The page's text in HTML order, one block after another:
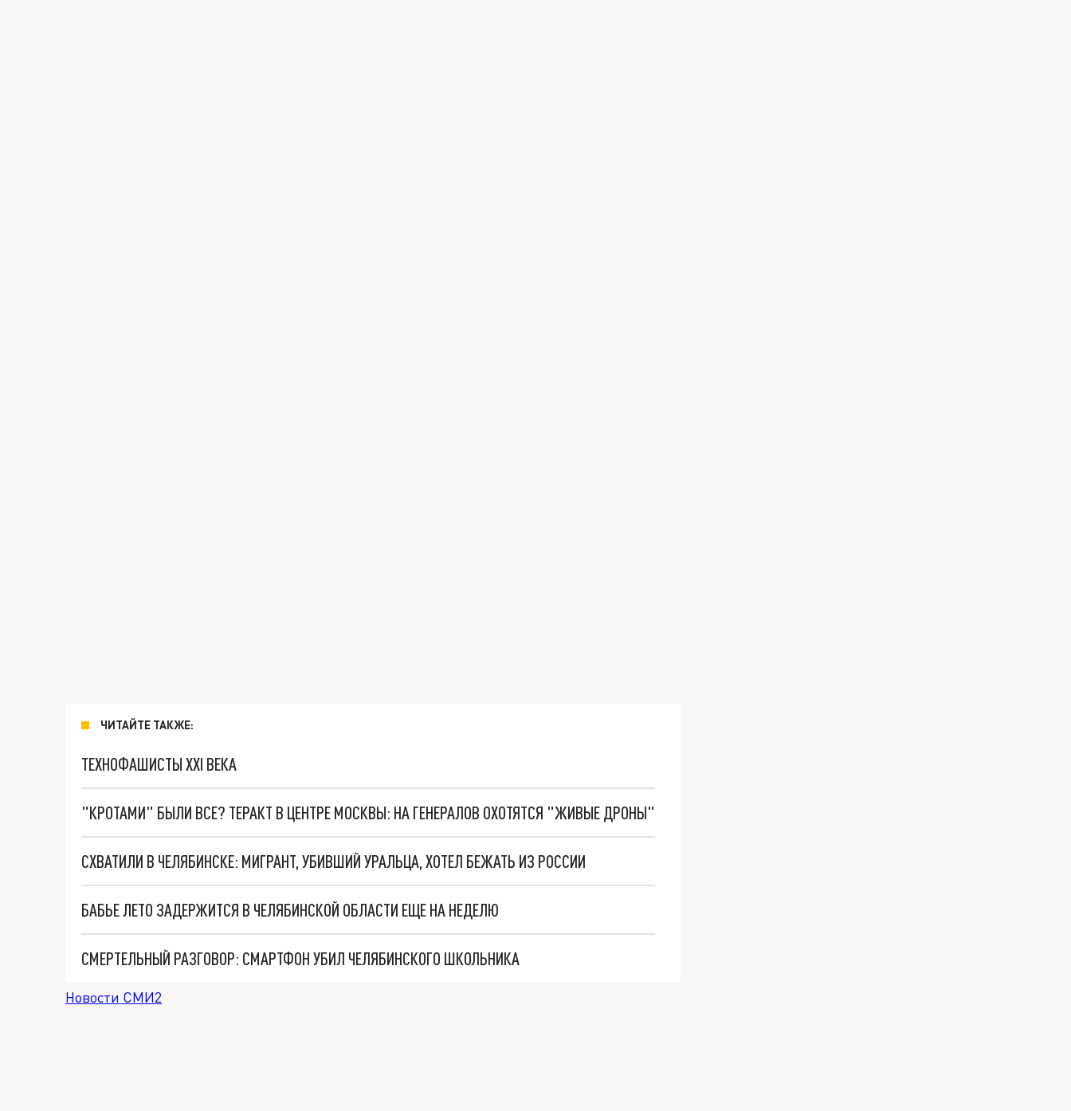
ЧИТАЙТЕ ТАКЖЕ:
ТЕХНОФАШИСТЫ XXI ВЕКА
"КРОТАМИ" БЫЛИ ВСЕ? ТЕРАКТ В ЦЕНТРЕ МОСКВЫ: НА ГЕНЕРАЛОВ ОХОТЯТСЯ "ЖИВЫЕ ДРОНЫ"
СХВАТИЛИ В ЧЕЛЯБИНСКЕ: МИГРАНТ, УБИВШИЙ УРАЛЬЦА, ХОТЕЛ БЕЖАТЬ ИЗ РОССИИ
БАБЬЕ ЛЕТО ЗАДЕРЖИТСЯ В ЧЕЛЯБИНСКОЙ ОБЛАСТИ ЕЩЕ НА НЕДЕЛЮ
СМЕРТЕЛЬНЫЙ РАЗГОВОР: СМАРТФОН УБИЛ ЧЕЛЯБИНСКОГО ШКОЛЬНИКА
Новости СМИ2